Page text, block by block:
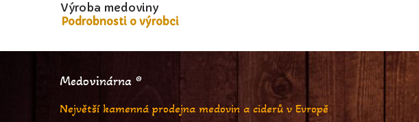
Výroba medoviny
Podrobnosti o výrobci
Medovinárna ®
Největší kamenná prodejna medovin a ciderů v Evropě